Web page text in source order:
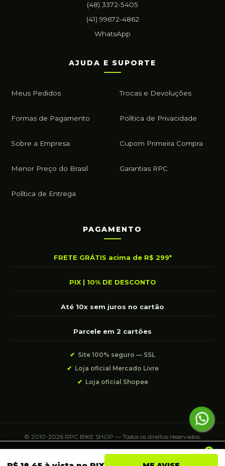
(48) 3372-5405
(41) 99672-4862
WhatsApp
AJUDA E SUPORTE
Meus Pedidos Trocas e Devoluções
Formas de Pagamento Política de Privacidade
Sobre a Empresa Cupom Primeira Compra
Menor Preço do Brasil Garantias RPC
Política de Entrega
PAGAMENTO
FRETE GRÁTIS acima de R$ 299*
PIX | 10% DE DESCONTO
Até 10x sem juros no cartão
Parcele em 2 cartões
✔ Site 100% seguro — SSL
✔ Loja oficial Mercado Livre
✔ Loja oficial Shopee
© 2010-2026 RPC BIKE SHOP — Todos os direitos reservados.
Roupas para Ciclismo Webstore LTDA · CNPJ 25.072.922/0001-35 ·
São José/SC
0